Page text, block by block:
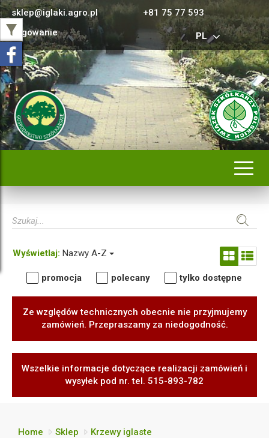
sklep@iglaki.agro.pl
+81 75 77 593
Logowanie
PL
Wyświetlaj: Nazwy A-Z
promocja polecany tylko dostępne
Ze względów technicznych obecnie nie przyjmujemy
zamówień. Przepraszamy za niedogodność.
Wszelkie informacje dotyczące realizacji zamówień i
wysyłek pod nr. tel. 515-893-782
Home Sklep
Krzewy iglaste